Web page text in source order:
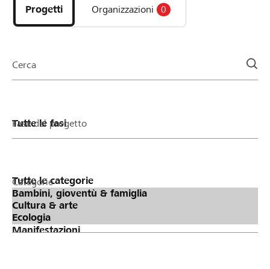
progetti
e
della
Progetti Organizzazioni 0
Cerca
Fase del progetto
Categorie